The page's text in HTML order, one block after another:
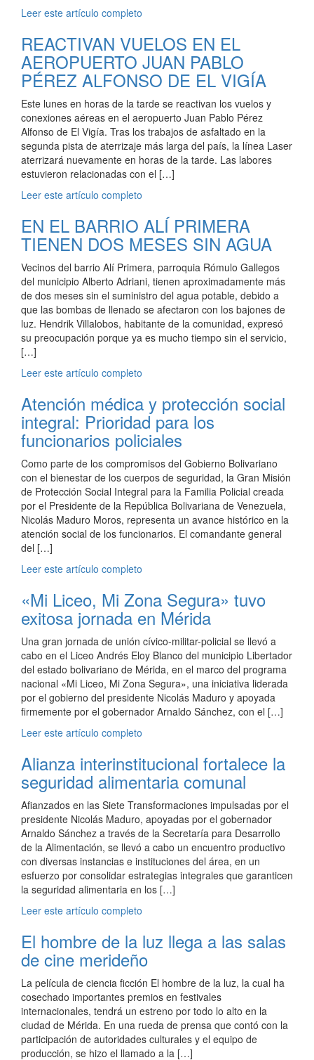
Leer este artículo completo
REACTIVAN VUELOS EN EL
AEROPUERTO JUAN PABLO
PÉREZ ALFONSO DE EL VIGÍA
Este lunes en horas de la tarde se reactivan los vuelos y
conexiones aéreas en el aeropuerto Juan Pablo Pérez
Alfonso de El Vigía. Tras los trabajos de asfaltado en la
segunda pista de aterrizaje más larga del país, la línea Laser
aterrizará nuevamente en horas de la tarde. Las labores
estuvieron relacionadas con el […]
Leer este artículo completo
EN EL BARRIO ALÍ PRIMERA
TIENEN DOS MESES SIN AGUA
Vecinos del barrio Alí Primera, parroquia Rómulo Gallegos
del municipio Alberto Adriani, tienen aproximadamente más
de dos meses sin el suministro del agua potable, debido a
que las bombas de llenado se afectaron con los bajones de
luz. Hendrik Villalobos, habitante de la comunidad, expresó
su preocupación porque ya es mucho tiempo sin el servicio,
[…]
Leer este artículo completo
Atención médica y protección social
integral: Prioridad para los
funcionarios policiales
Como parte de los compromisos del Gobierno Bolivariano
con el bienestar de los cuerpos de seguridad, la Gran Misión
de Protección Social Integral para la Familia Policial creada
por el Presidente de la República Bolivariana de Venezuela,
Nicolás Maduro Moros, representa un avance histórico en la
atención social de los funcionarios. El comandante general
del […]
Leer este artículo completo
«Mi Liceo, Mi Zona Segura» tuvo
exitosa jornada en Mérida
Una gran jornada de unión cívico-militar-policial se llevó a
cabo en el Liceo Andrés Eloy Blanco del municipio Libertador
del estado bolivariano de Mérida, en el marco del programa
nacional «Mi Liceo, Mi Zona Segura», una iniciativa liderada
por el gobierno del presidente Nicolás Maduro y apoyada
firmemente por el gobernador Arnaldo Sánchez, con el […]
Leer este artículo completo
Alianza interinstitucional fortalece la
seguridad alimentaria comunal
‎Afianzados en las Siete Transformaciones impulsadas por el
presidente Nicolás Maduro, apoyadas por el gobernador
Arnaldo Sánchez a través de la Secretaría para Desarrollo
de la Alimentación, se llevó a cabo un encuentro productivo
con diversas instancias e instituciones del área, en un
esfuerzo por consolidar estrategias integrales que garanticen
la seguridad alimentaria en los […]
Leer este artículo completo
El hombre de la luz llega a las salas
de cine merideño
La película de ciencia ficción El hombre de la luz, la cual ha
cosechado importantes premios en festivales
internacionales, tendrá un estreno por todo lo alto en la
ciudad de Mérida. En una rueda de prensa que contó con la
participación de autoridades culturales y el equipo de
producción, se hizo el llamado a la […]